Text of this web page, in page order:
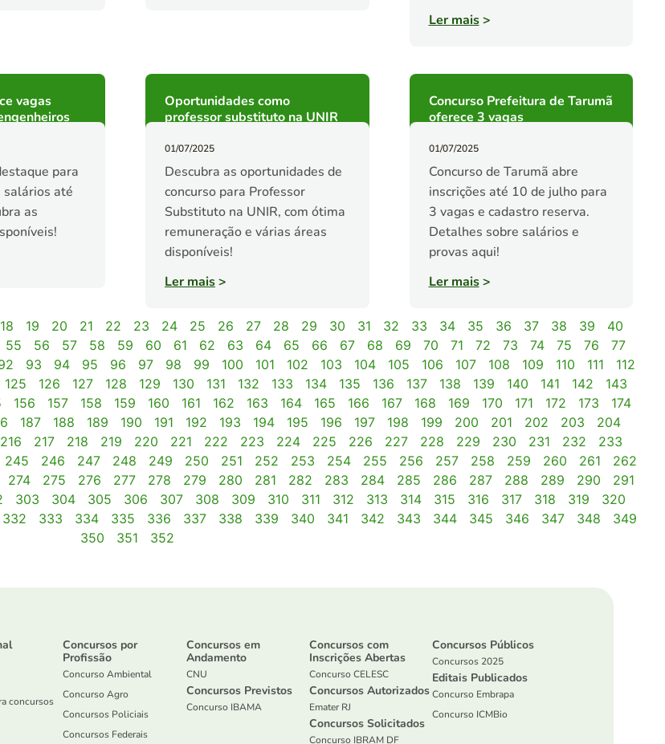
Ler mais>
vagas
para
salários até
as
Oportunidades como
professor substituto na UNIR
01/07/2025
Descubra as oportunidades de
concurso para Professor
Substituto na UNIR, com ótima
remuneração e várias áreas
disponíveis!
Ler mais>
Concurso Prefeitura de Tarumã
oferece 3 vagas
01/07/2025
Concurso de Tarumã abre
inscrições até 10 de julho para
3 vagas e cadastro reserva.
Detalhes sobre salários e
provas aqui!
Ler mais>
18 19 20 21 22 23 24 25 26 27 28 29 30 31 32 33 34 35 36 37 38 39
40
55 56 57 58 59 60 61 62 63 64 65 66 67 68 69 70 71 72 73 74 75 76
77
93 94 95 96 97 98 99 100 101 102 103 104 105 106 107 108 109 110 111
112
125 126 127 128 129 130 131 132 133 134 135 136 137 138 139 140 141 142
143
156 157 158 159 160 161 162 163 164 165 166 167 168 169 170 171 172 173
174
187 188 189 190 191 192 193 194 195 196 197 198 199 200 201 202 203
204
216 217 218 219 220 221 222 223 224 225 226 227 228 229 230 231 232
233
245 246 247 248 249 250 251 252 253 254 255 256 257 258 259 260 261
262
274 275 276 277 278 279 280 281 282 283 284 285 286 287 288 289 290
291
303 304 305 306 307 308 309 310 311 312 313 314 315 316 317 318 319
320
332 333 334 335 336 337 338 339 340 341 342 343 344 345 346 347 348
349
350
351 352
concursos
Concursos por
Profissão
Concurso Ambiental
Concurso Agro
Concursos Policiais
Concursos Federais
Concursos em
Andamento
CNU
Concursos Previstos
Concurso IBAMA
Concursos com
Inscrições Abertas
Concurso CELESC
Concursos Autorizados
Emater RJ
Concursos Solicitados
Concurso IBRAM DF
Concursos Públicos
Concursos 2025
Editais Publicados
Concurso Embrapa
Concurso ICMBio